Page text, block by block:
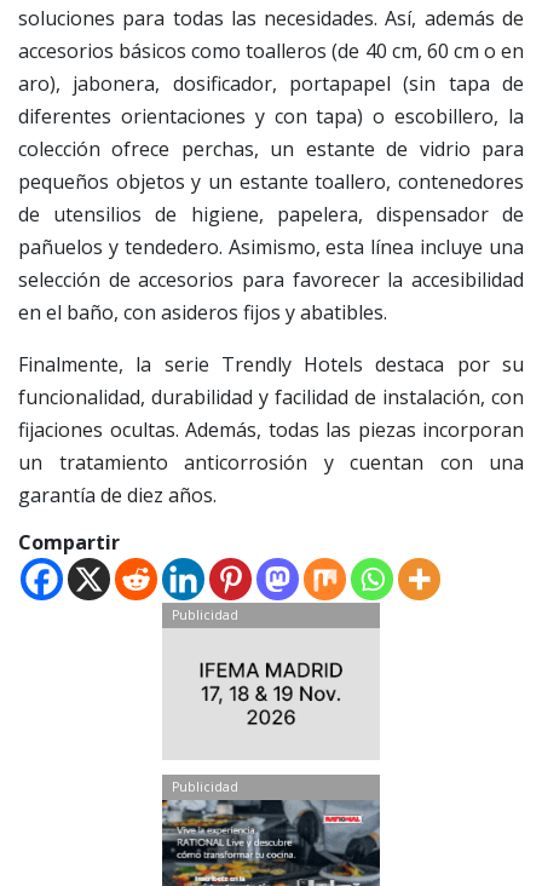
soluciones para todas las necesidades. Así, además de
accesorios básicos como toalleros (de 40 cm, 60 cm o en
aro), jabonera, dosificador, portapapel (sin tapa de
diferentes orientaciones y con tapa) o escobillero, la
colección ofrece perchas, un estante de vidrio para
pequeños objetos y un estante toallero, contenedores
de utensilios de higiene, papelera, dispensador de
pañuelos y tendedero. Asimismo, esta línea incluye una
selección de accesorios para favorecer la accesibilidad
en el baño, con asideros fijos y abatibles.
Finalmente, la serie Trendly Hotels destaca por su
funcionalidad, durabilidad y facilidad de instalación, con
fijaciones ocultas. Además, todas las piezas incorporan
un tratamiento anticorrosión y cuentan con una
garantía de diez años.
Compartir
Publicidad
Publicidad